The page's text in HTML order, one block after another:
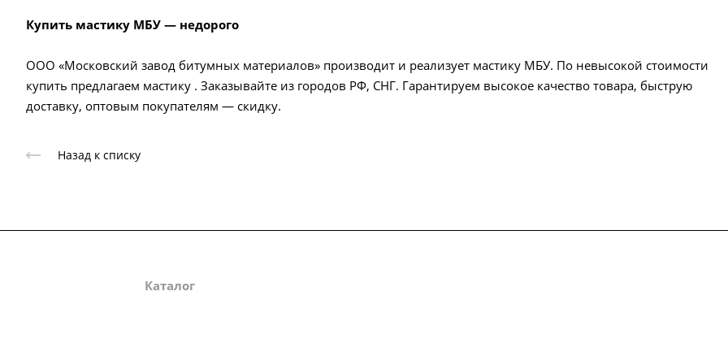
Купить мастику МБУ — недорого
ООО «Московский завод битумных материалов» производит и реализует мастику МБУ. По невысокой стоимости
купить предлагаем мастику . Заказывайте из городов РФ, СНГ. Гарантируем высокое качество товара, быструю
доставку, оптовым покупателям — скидку.
Назад к списку
Каталог